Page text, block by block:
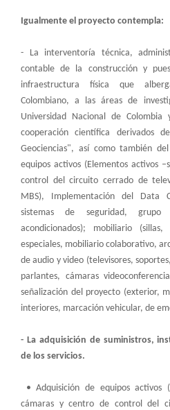
Igualmente el proyecto contempla:
- La interventoría técnica,
contable de la construcción y
infraestructura física que
Colombiano, a las áreas de
Universidad Nacional de
cooperación científica derivados
Geociencias", así como también
equipos activos (Elementos activos
control del circuito cerrado de
MBS), Implementación del Data
sistemas de seguridad,
acondicionados); mobiliario
especiales, mobiliario colaborativo,
de audio y video (televisores,
parlantes, cámaras
señalización del proyecto (exterior,
interiores, marcación vehicular, de
- La adquisición de suministros,
de los servicios.
• Adquisición de equipos activos
cámaras y centro de control del